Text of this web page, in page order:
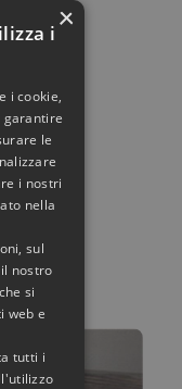
×
i
i cookie,
garantire
le
i nostri
nella
sul
nostro
si
web e
tutti i